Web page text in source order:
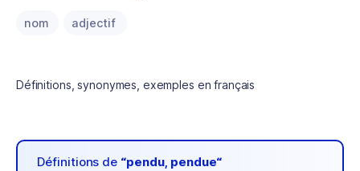
nom adjectif
Définitions, synonymes, exemples en français
Définitions de “pendu, pendue“